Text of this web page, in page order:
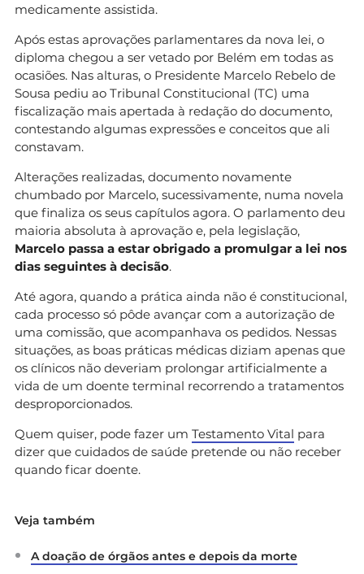
medicamente assistida.
Após estas aprovações parlamentares da nova lei, o
diploma chegou a ser vetado por Belém em todas as
ocasiões. Nas alturas, o Presidente Marcelo Rebelo de
Sousa pediu ao Tribunal Constitucional (TC) uma
fiscalização mais apertada à redação do documento,
contestando algumas expressões e conceitos que ali
constavam.
Alterações realizadas, documento novamente
chumbado por Marcelo, sucessivamente, numa novela
que finaliza os seus capítulos agora. O parlamento deu
maioria absoluta à aprovação e, pela legislação,
Marcelo passa a estar obrigado a promulgar a lei nos
dias seguintes à decisão.
Até agora, quando a prática ainda não é constitucional,
cada processo só pôde avançar com a autorização de
uma comissão, que acompanhava os pedidos. Nessas
situações, as boas práticas médicas diziam apenas que
os clínicos não deveriam prolongar artificialmente a
vida de um doente terminal recorrendo a tratamentos
desproporcionados.
Quem quiser, pode fazer um Testamento Vital para
dizer que cuidados de saúde pretende ou não receber
quando ficar doente.
Veja também
A doação de órgãos antes e depois da morte